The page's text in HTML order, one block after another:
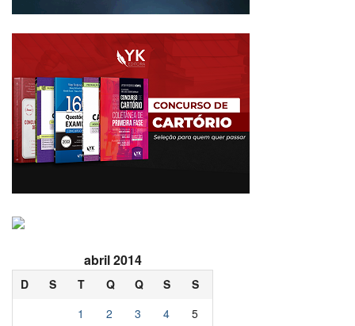
abril 2014
D S T Q Q S
S
1
2 3 4
5